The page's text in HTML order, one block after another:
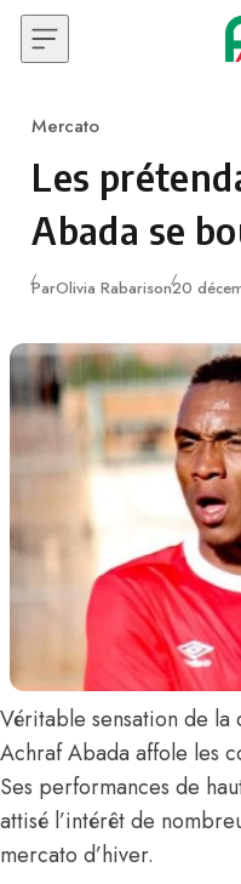
Skip to content
Category
Mercato
Les
Abada se
ParOlivia RabarisonPublié
20
Véritable sensation de
Achraf Abada affole les
Ses performances de
attisé l’intérêt de
mercato d’hiver.